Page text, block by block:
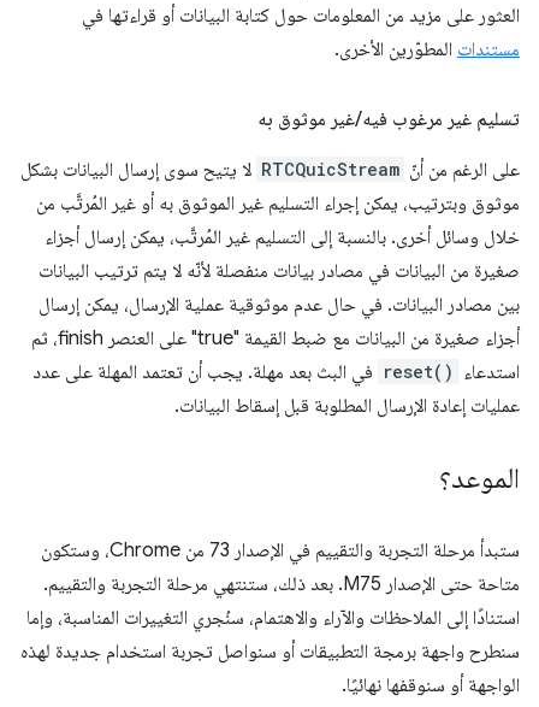
العثور على مزيد من المعلومات حول كتابة البيانات أو قراءتها في
مستندات المطوّرين الأخرى.
تسليم غير مرغوب فيه/غير موثوق به
على الرغم من أنّ RTCQuicStream لا يتيح سوى إرسال البيانات بشكل
موثوق وبترتيب، يمكن إجراء التسليم غير الموثوق به أو غير المُرتَّب من
خلال وسائل أخرى. بالنسبة إلى التسليم غير المُرتَّب، يمكن إرسال أجزاء
صغيرة من البيانات في مصادر بيانات منفصلة لأنّه لا يتم ترتيب البيانات
بين مصادر البيانات. في حال عدم موثوقية عملية الإرسال، يمكن إرسال
أجزاء صغيرة من البيانات مع ضبط القيمة "true" على العنصر finish، ثم
استدعاء reset() في البث بعد مهلة. يجب أن تعتمد المهلة على عدد
عمليات إعادة الإرسال المطلوبة قبل إسقاط البيانات.
الموعد؟
ستبدأ مرحلة التجربة والتقييم في الإصدار 73 من Chrome، وستكون
متاحة حتى الإصدار M75. بعد ذلك، ستنتهي مرحلة التجربة والتقييم.
استنادًا إلى الملاحظات والآراء والاهتمام، سنُجري التغييرات المناسبة، وإما
سنطرح واجهة برمجة التطبيقات أو سنواصل تجربة استخدام جديدة لهذه
الواجهة أو سنوقفها نهائيًا.